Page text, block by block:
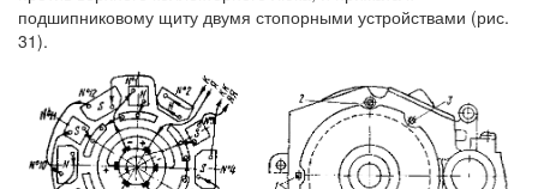
подшипниковому щиту двумя стопорными устройствами (рис.
31).